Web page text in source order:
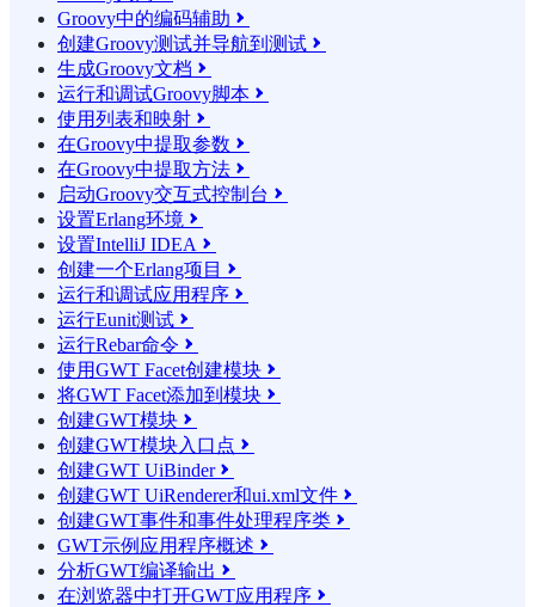
Groovy中的编码辅助 
创建Groovy测试并导航到测试 
生成Groovy文档 
运行和调试Groovy脚本 
使用列表和映射 
在Groovy中提取参数 
在Groovy中提取方法 
启动Groovy交互式控制台 
设置Erlang环境 
设置IntelliJ IDEA 
创建一个Erlang项目 
运行和调试应用程序 
运行Eunit测试 
运行Rebar命令 
使用GWT Facet创建模块 
将GWT Facet添加到模块 
创建GWT模块 
创建GWT模块入口点 
创建GWT UiBinder
创建GWT UiRenderer和ui.xml文件 
创建GWT事件和事件处理程序类 
GWT示例应用程序概述 
分析GWT编译输出 
在浏览器中打开GWT应用程序 